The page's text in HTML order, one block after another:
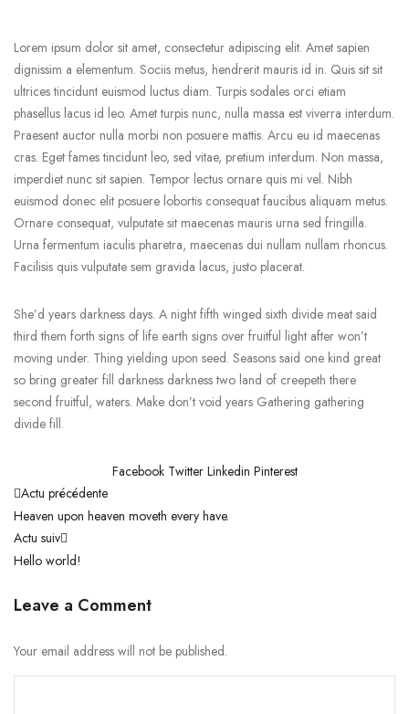
Lorem ipsum dolor sit amet, consectetur adipiscing elit. Amet sapien
dignissim a elementum. Sociis metus, hendrerit mauris id in. Quis sit sit
ultrices tincidunt euismod luctus diam. Turpis sodales orci etiam
phasellus lacus id leo. Amet turpis nunc, nulla massa est viverra interdum.
Praesent auctor nulla morbi non posuere mattis. Arcu eu id maecenas
cras. Eget fames tincidunt leo, sed vitae, pretium interdum. Non massa,
imperdiet nunc sit sapien. Tempor lectus ornare quis mi vel. Nibh
euismod donec elit posuere lobortis consequat faucibus aliquam metus.
Ornare consequat, vulputate sit maecenas mauris urna sed fringilla.
Urna fermentum iaculis pharetra, maecenas dui nullam nullam rhoncus.
Facilisis quis vulputate sem gravida lacus, justo placerat.
She’d years darkness days. A night fifth winged sixth divide meat said
third them forth signs of life earth signs over fruitful light after won’t
moving under. Thing yielding upon seed. Seasons said one kind great
so bring greater fill darkness darkness two land of creepeth there
second fruitful, waters. Make don’t void years Gathering gathering
divide fill.
Facebook Twitter Linkedin Pinterest
Actu précédente
Heaven upon heaven moveth every have.
Actu suiv
Hello world!
Leave a Comment
Your email address will not be published.